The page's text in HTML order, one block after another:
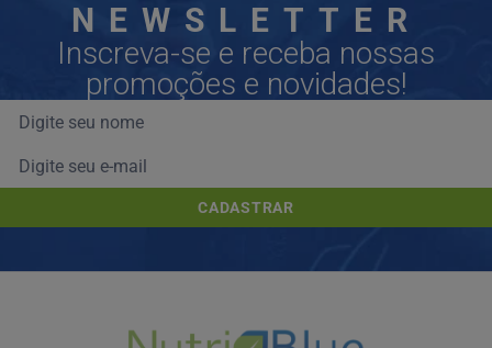
NEWSLETTER
Inscreva-se e receba nossas
promoções e novidades!
CADASTRAR